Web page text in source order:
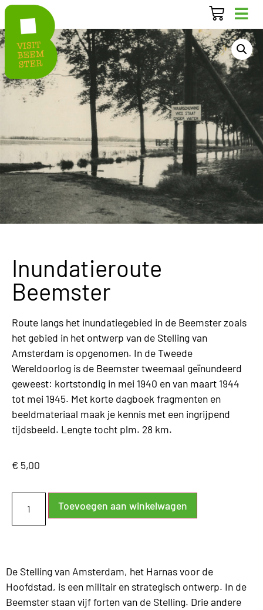
Inundatieroute
Beemster
Route langs het inundatiegebied in de Beemster zoals
het gebied in het ontwerp van de Stelling van
Amsterdam is opgenomen. In de Tweede
Wereldoorlog is de Beemster tweemaal geïnundeerd
geweest: kortstondig in mei 1940 en van maart 1944
tot mei 1945. Met korte dagboek fragmenten en
beeldmateriaal maak je kennis met een ingrijpend
tijdsbeeld. Lengte tocht plm. 28 km.
€ 5,00
Toevoegen aan winkelwagen
De Stelling van Amsterdam, het Harnas voor de
Hoofdstad, is een militair en strategisch ontwerp. In de
Beemster staan vijf forten van de Stelling. Drie andere